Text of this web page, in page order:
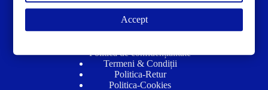
Link-uri utile
Politică de confidențialitate
Termeni & Condiții
Politica-Retur
Politica-Cookies
Accept